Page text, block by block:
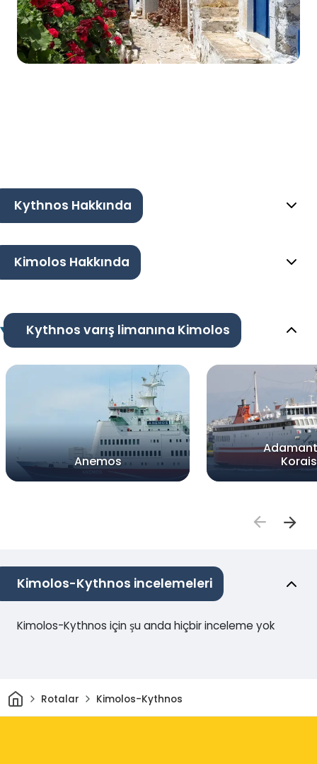
Kythnos Hakkında
Kimolos Hakkında
Kythnos varış limanına Kimolos
Anemos
Korais
Kimolos-Kythnos incelemeleri
Kimolos-Kythnos için şu anda hiçbir inceleme yok
Ev Rotalar Kimolos-Kythnos